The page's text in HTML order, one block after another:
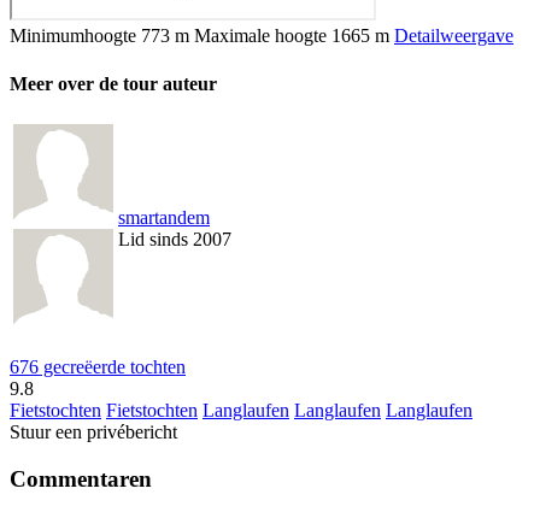
Minimumhoogte 773 m Maximale hoogte 1665 m Detailweergave
Meer over de tour auteur
smartandem
Lid sinds 2007
676 gecreëerde tochten
9.8
Fietstochten Fietstochten Langlaufen Langlaufen Langlaufen
Stuur een privébericht
Commentaren